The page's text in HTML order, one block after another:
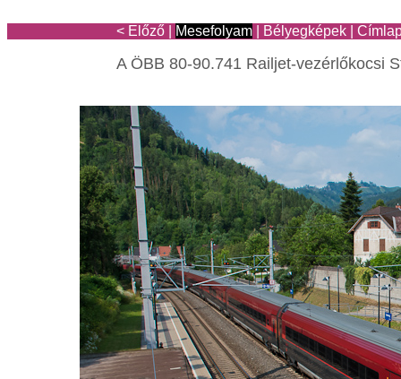
< Előző Mesefolyam Bélyegképek
A ÖBB 80-90.741 Railjet-vezérlőkocsi